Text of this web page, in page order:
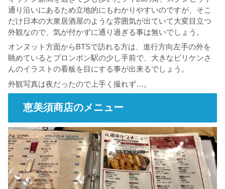
通り沿いにあるため立地的にもわかりやすいのですが、そこ
だけ日本の大衆居酒屋のような雰囲気が出ていて大変目立つ
外観なので、気が付かずに通り過ぎる事は無いでしょう。
オンヌット方面からBTSで訪れる方は、進行方向左手の外を
眺めているとプロンポン駅の少し手前で、大きなビリケンさ
んのイラストの看板を目にする事が出来るでしょう。
外観写真は夜だったので上手く撮れず…。
恵美須商店のメニュー